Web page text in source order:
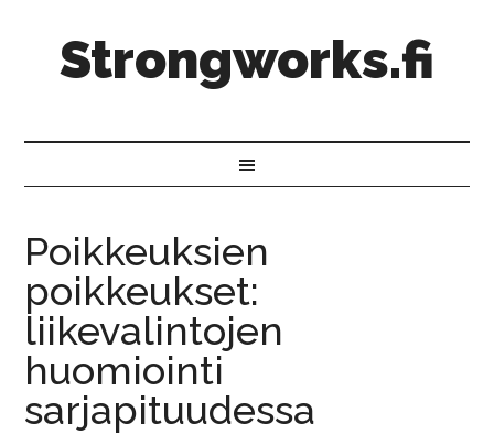
Strongworks.fi
Poikkeuksien
poikkeukset:
liikevalintojen
huomiointi
sarjapituudessa